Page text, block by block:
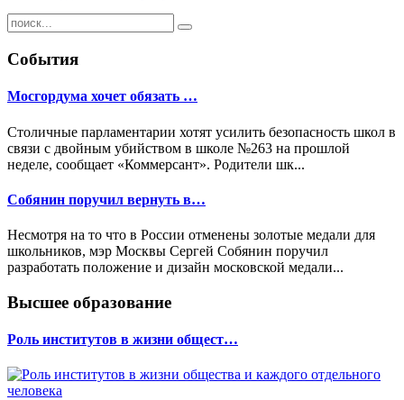
События
Мосгордума хочет обязать …
Столичные парламентарии хотят усилить безопасность школ в
связи с двойным убийством в школе №263 на прошлой
неделе, сообщает «Коммерсант». Родители шк...
Собянин поручил вернуть в…
Несмотря на то что в России отменены золотые медали для
школьников, мэр Москвы Сергей Собянин поручил
разработать положение и дизайн московской медали...
Высшее образование
Роль институтов в жизни общест…